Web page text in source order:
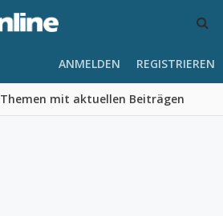
Themen mit aktuellen Beiträgen
ANMELDEN REGISTRIEREN